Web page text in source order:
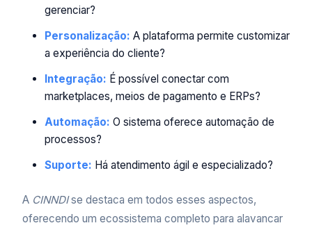
gerenciar?
Personalização: A plataforma permite customizar
a experiência do cliente?
Integração: É possível conectar com
marketplaces, meios de pagamento e ERPs?
Automação: O sistema oferece automação de
processos?
Suporte: Há atendimento ágil e especializado?
A CINNDIse destaca em todos esses aspectos,
oferecendo um ecossistema completo para alavancar